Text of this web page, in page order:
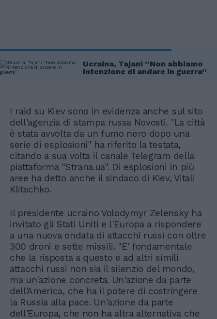
Ucraina, Tajani “Non abbiamo
intenzione di andare in guerra”
I raid su Kiev sono in evidenza anche sul sito
dell'agenzia di stampa russa Novosti. "La città
è stata avvolta da un fumo nero dopo una
serie di esplosioni" ha riferito la testata,
citando a sua volta il canale Telegram della
piattaforma "Strana.ua". Di esplosioni in più
aree ha detto anche il sindaco di Kiev, Vitali
Klitschko.
Il presidente ucraino Volodymyr Zelensky ha
invitato gli Stati Uniti e l'Europa a rispondere
a una nuova ondata di attacchi russi con oltre
300 droni e sette missili. "E' fondamentale
che la risposta a questo e ad altri simili
attacchi russi non sia il silenzio del mondo,
ma un'azione concreta. Un'azione da parte
dell'America, che ha il potere di costringere
la Russia alla pace. Un'azione da parte
dell'Europa, che non ha altra alternativa che